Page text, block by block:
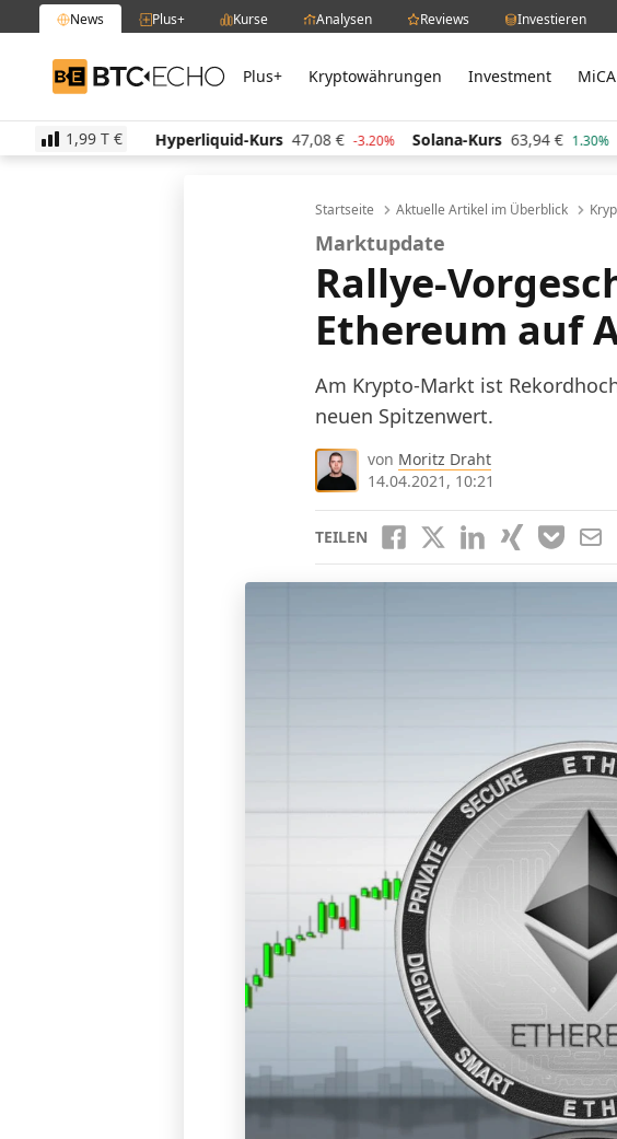
News Plus+ Kurse Analysen Reviews Investieren
BTC-ECHO Plus+ Kryptowährungen Investment MiCA
1,99 T €
513,94 € 0.40% Hyperliquid-Kurs 47,08 € -3.20% Solana-Kurs 63,94 € 1.30%
Startseite Aktuelle Artikel im Überblick
Marktupdate
Rallye-
Ethereum auf
Am Krypto-Markt ist
neuen Spitzenwert.
von Moritz Draht
14.04.2021, 10:21
TEILEN